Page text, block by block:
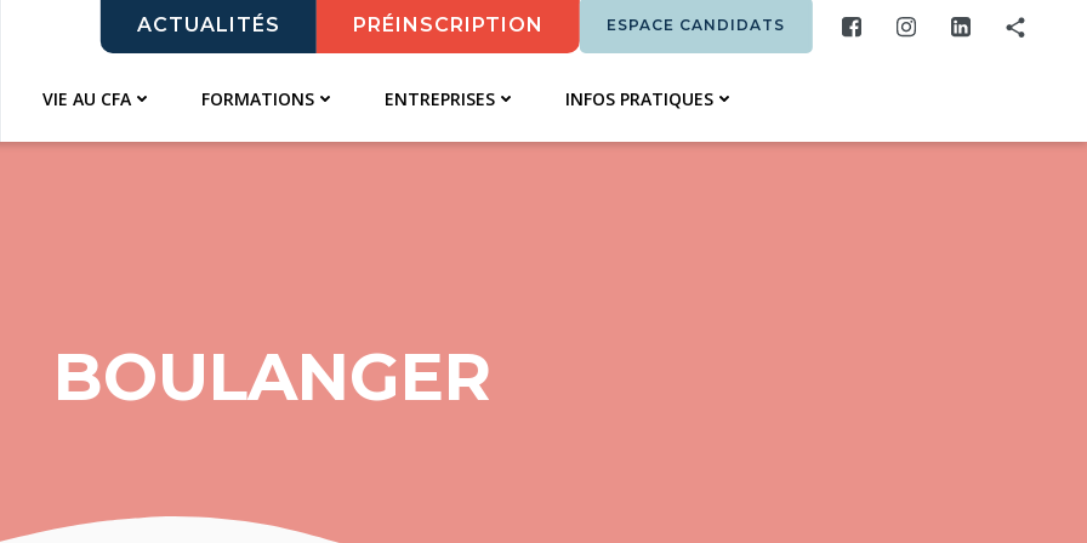
ACTUALITÉS PRÉINSCRIPTION ESPACE CANDIDATS
VIE AU CFA FORMATIONS ENTREPRISES INFOS PRATIQUES
BOULANGER